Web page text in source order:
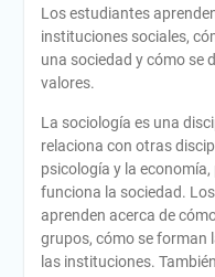
Los estudiantes
instituciones sociales,
una sociedad y cómo se
valores.
La sociología es una
relaciona con otras
psicología y la
funciona la sociedad.
aprenden acerca de
grupos, cómo se forman
las instituciones.